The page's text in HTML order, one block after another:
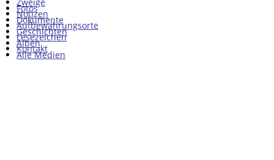
Fotos
Dokumente
Geschichten
Alben
Alle Medien
Notizen
Aufbewahrungsorte
Lesezeichen
Kontakt